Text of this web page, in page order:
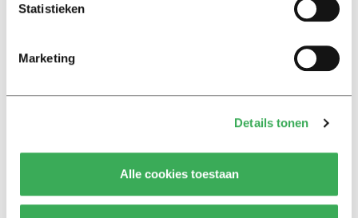
Statistieken
Marketing
Details tonen
Alle cookies toestaan
slaapmiddelen: zo komen
Column
Maak het onderwijs flexibel,
kunnen ontwikkelen
Bekijk meer recent nieuws